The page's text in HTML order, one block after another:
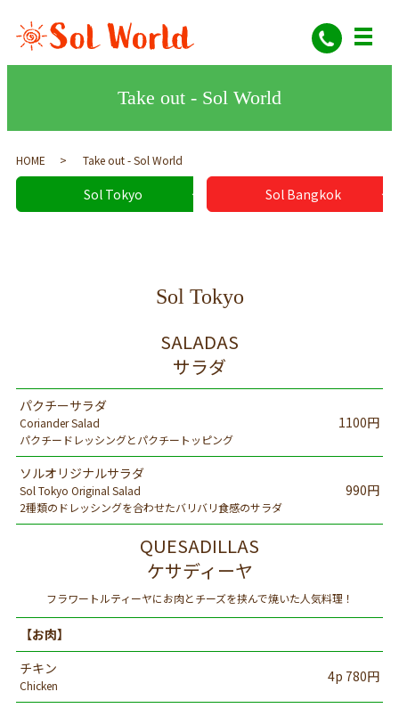
Take out - Sol World
HOME Take out - Sol World
Sol Tokyo Sol Bangkok
Sol Tokyo
SALADAS
サラダ
パクチーサラダ
Coriander Salad
パクチードレッシングとパクチートッピング
1100円
ソルオリジナルサラダ
Sol Tokyo Original Salad
2種類のドレッシングを合わせたバリバリ食感のサラダ
990円
QUESADILLAS
ケサディーヤ
フラワートルティーヤにお肉とチーズを挟んで焼いた人気料理！
【お肉】
チキン
Chicken
4p 780円